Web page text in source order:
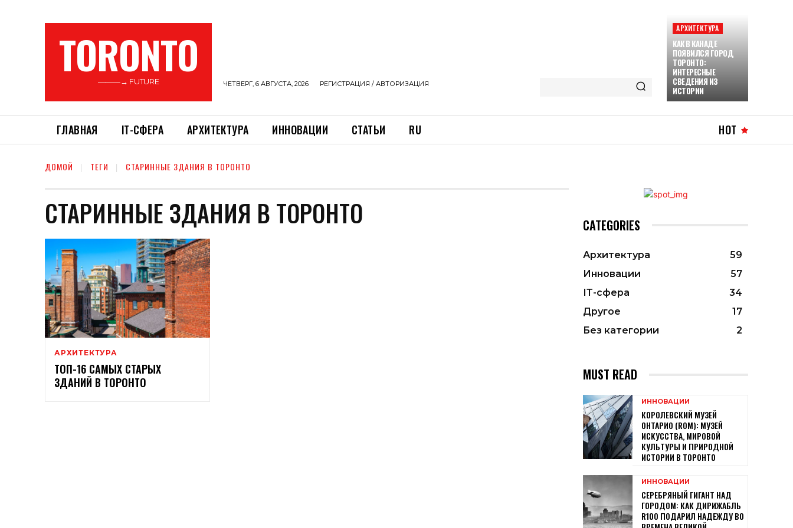
TORONTO
———→ FUTURE ЧЕТВЕРГ, 6 АВГУСТА, 2026 РЕГИСТРАЦИЯ / АВТОРИЗАЦИЯ
АРХИТЕКТУРА
КАК В КАНАДЕ
ПОЯВИЛСЯ ГОРОД
ТОРОНТО:
ИНТЕРЕСНЫЕ
СВЕДЕНИЯ ИЗ
ИСТОРИИ
ГЛАВНАЯ ІТ-СФЕРА АРХИТЕКТУРА ИННОВАЦИИ СТАТЬИ RU HOT
ДОМОЙ ТЕГИ СТАРИННЫЕ ЗДАНИЯ В ТОРОНТО
СТАРИННЫЕ ЗДАНИЯ В ТОРОНТО
АРХИТЕКТУРА
ТОП-16 САМЫХ СТАРЫХ
ЗДАНИЙ В ТОРОНТО
CATEGORIES
Архитектура
59
Инновации
57
ІТ-сфера
34
Другое
17
Без категории
2
MUST READ
ИННОВАЦИИ
КОРОЛЕВСКИЙ МУЗЕЙ
ОНТАРИО (ROM): МУЗЕЙ
ИСКУССТВА, МИРОВОЙ
КУЛЬТУРЫ И ПРИРОДНОЙ
ИСТОРИИ В ТОРОНТО
ИННОВАЦИИ
СЕРЕБРЯНЫЙ ГИГАНТ НАД
ГОРОДОМ: КАК ДИРИЖАБЛЬ
R100 ПОДАРИЛ НАДЕЖДУ ВО